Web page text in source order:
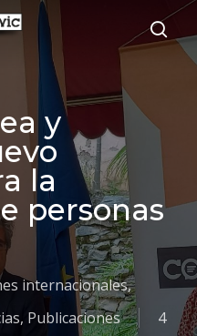
y
la
personas
internacionales,
, Publicaciones
4